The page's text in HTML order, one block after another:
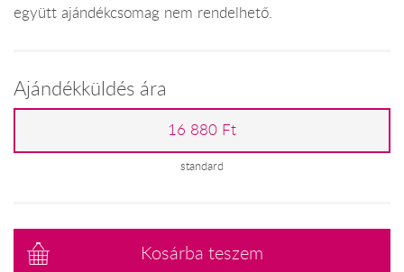
együtt ajándékcsomag nem rendelhető.
Ajándékküldés ára
16 880 Ft
standard
Kosárba teszem